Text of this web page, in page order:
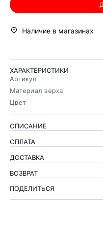
Наличие в магазинах
ХАРАКТЕРИСТИКИ
Артикул
Материал верха
Цвет
ОПИСАНИЕ
ОПЛАТА
ДОСТАВКА
ВОЗВРАТ
ПОДЕЛИТЬСЯ